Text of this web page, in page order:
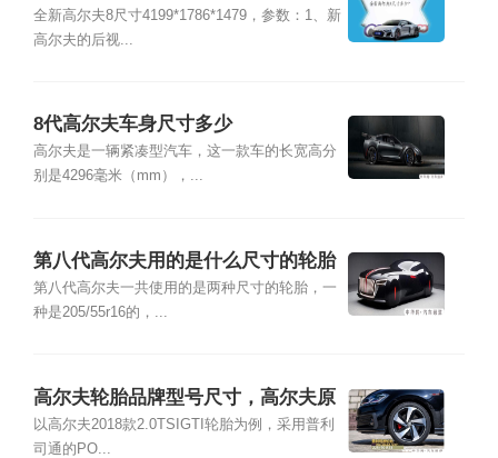
全新高尔夫8尺寸4199*1786*1479，参数：1、新
高尔夫的后视...
8代高尔夫车身尺寸多少
高尔夫是一辆紧凑型汽车，这一款车的长宽高分
别是4296毫米（mm），...
第八代高尔夫用的是什么尺寸的轮胎
第八代高尔夫一共使用的是两种尺寸的轮胎，一
种是205/55r16的，...
高尔夫轮胎品牌型号尺寸，高尔夫原
装轮胎多少钱
以高尔夫2018款2.0TSIGTI轮胎为例，采用普利
司通的PO...